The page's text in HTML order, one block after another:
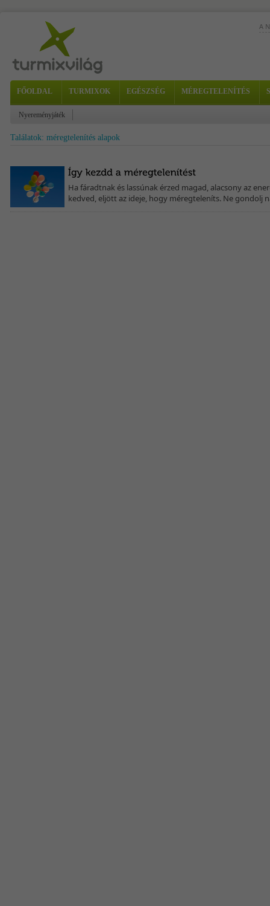
A
FŐOLDAL TURMIXOK EGÉSZSÉG MÉREGTELENÍTÉS
Nyereményjáték
Találatok: méregtelenítés alapok
Ha fáradtnak és lassúnak érzed magad, alacsony az
kedved, eljött az ideje, hogy méregteleníts. Ne gondolj